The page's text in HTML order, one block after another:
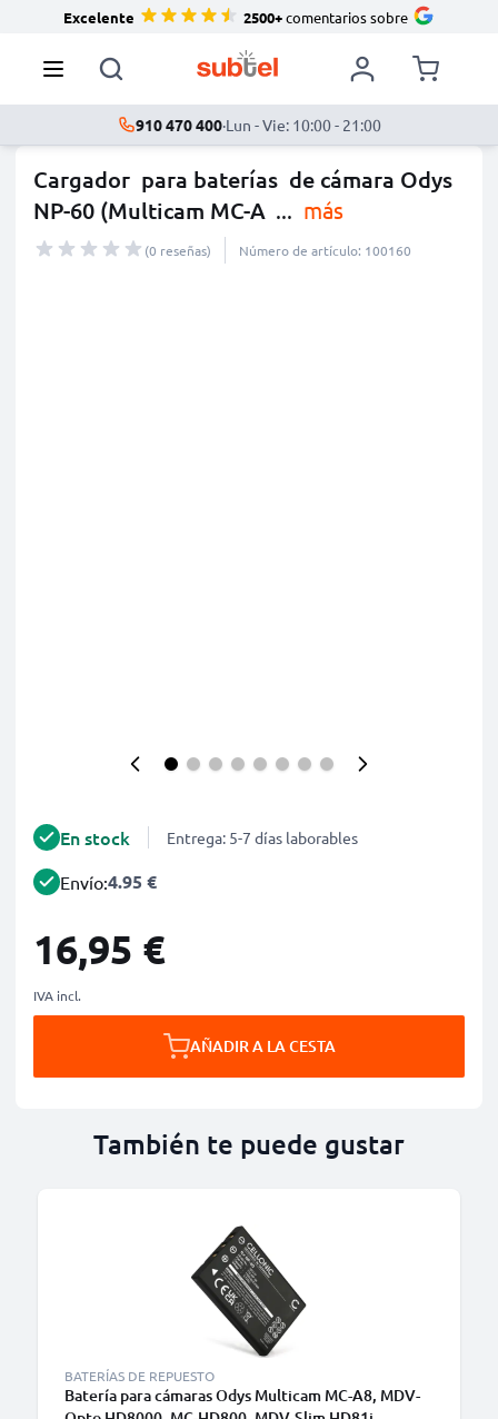
Excelente 2500+comentarios sobre
910 470 400·Lun - Vie: 10:00 - 21:00
Cargador para baterías de cámara Odys
NP-60 (Multicam MC-A ... más
(0 reseñas) Número de artículo: 100160
En stock Entrega: 5-7 días laborables
Envío:4.95 €
16,95 €
IVA incl.
AÑADIR A LA CESTA
También te puede gustar
BATERÍAS DE REPUESTO
Batería para cámaras Odys Multicam MC-A8, MDV-